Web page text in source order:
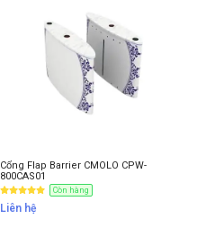
Cổng Flap Barrier CMOLO CPW-
800CAS01
Còn hàng
Liên hệ